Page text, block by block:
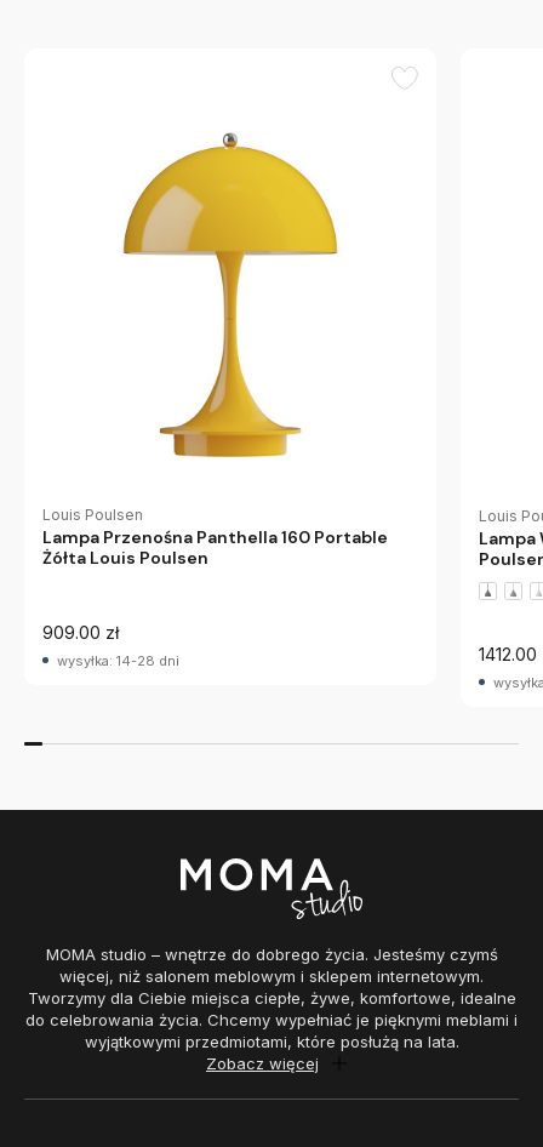
Louis Poulsen
Lampa Przenośna Panthella 160 Portable
Żółta Louis Poulsen
909.00 zł
wysyłka: 14-28 dni
Louis
Lampa
1412.00
MOMA studio – wnętrze do dobrego życia. Jesteśmy czymś
więcej, niż salonem meblowym i sklepem internetowym.
Tworzymy dla Ciebie miejsca ciepłe, żywe, komfortowe, idealne
do celebrowania życia. Chcemy wypełniać je pięknymi meblami i
wyjątkowymi przedmiotami, które posłużą na lata.
Zobacz więcej